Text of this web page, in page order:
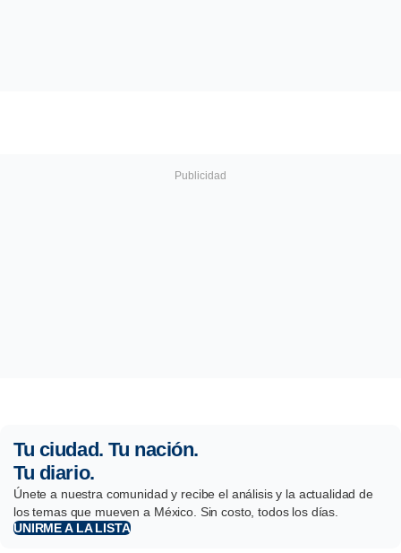
Tu ciudad. Tu nación.
Tu diario.
Únete a nuestra comunidad y recibe el análisis y la actualidad de
los temas que mueven a México. Sin costo, todos los días.
UNIRME A LA LISTA